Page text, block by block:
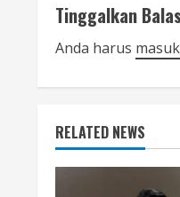
i
n
u
e
R
Tinggalkan
Anda harus masuk
RELATED NEWS